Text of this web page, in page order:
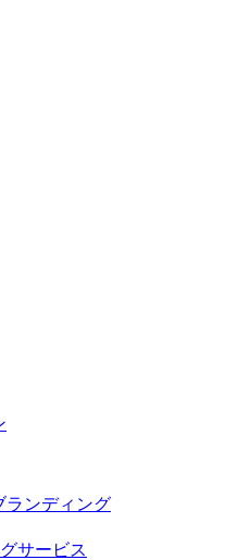
ランディング
サービス